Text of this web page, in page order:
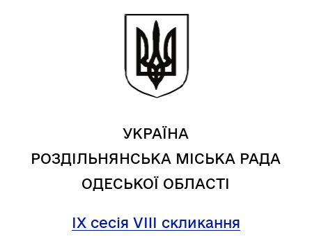
УКРАЇНА
РОЗДІЛЬНЯНСЬКА МІСЬКА РАДА
ОДЕСЬКОЇ ОБЛАСТІ
IX сесія VIII скликання